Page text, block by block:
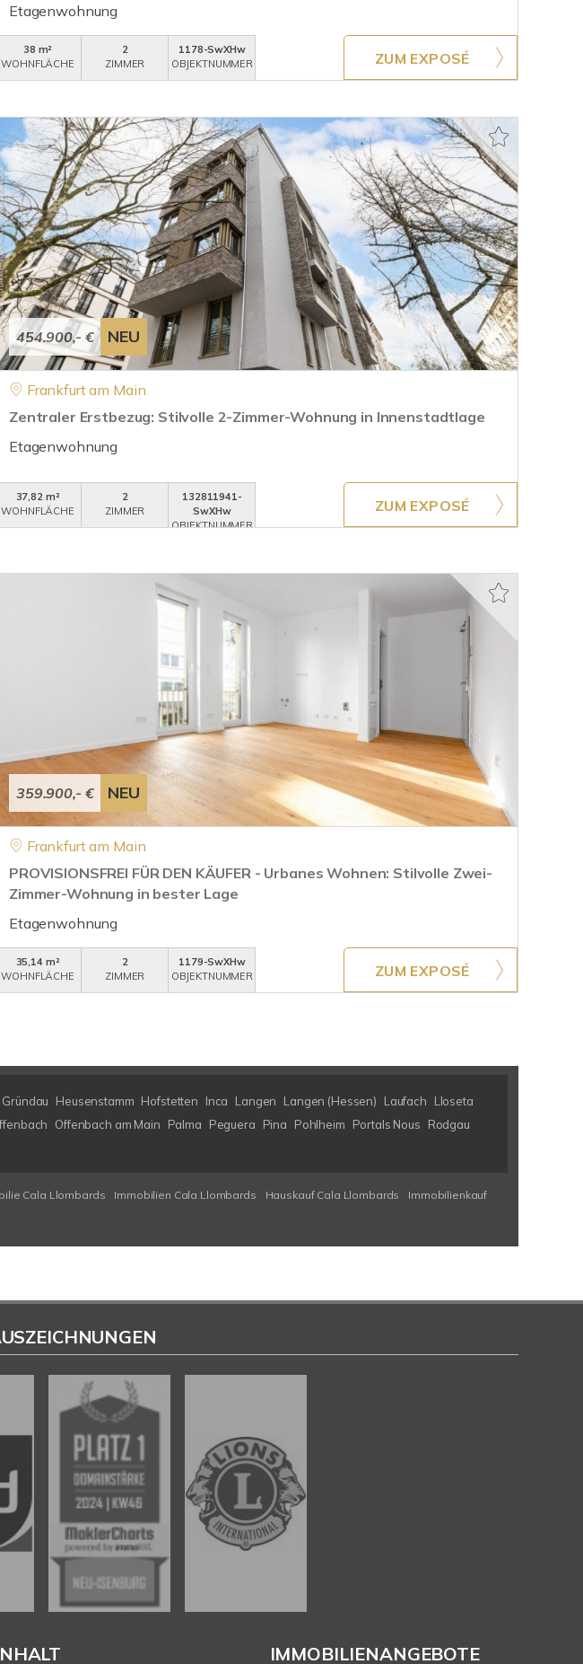
Etagenwohnung
38 m²
WOHNFLÄCHE
2
ZIMMER
1178-SwXHw
OBJEKTNUMMER
ZUM EXPOSÉ
454.900,- € NEU
Frankfurt am Main
Zentraler Erstbezug: Stilvolle 2-Zimmer-Wohnung in Innenstadtlage
Etagenwohnung
37,82 m²
WOHNFLÄCHE
2
ZIMMER
132811941-
SwXHw
OBJEKTNUMMER
ZUM EXPOSÉ
359.900,- € NEU
Frankfurt am Main
PROVISIONSFREI FÜR DEN KÄUFER - Urbanes Wohnen: Stilvolle Zwei-
Zimmer-Wohnung in bester Lage
Etagenwohnung
35,14 m²
WOHNFLÄCHE
2
ZIMMER
1179-SwXHw
OBJEKTNUMMER
ZUM EXPOSÉ
Gründau Heusenstamm Hofstetten Inca Langen Langen (Hessen) Laufach
Lloseta
Offenbach am Main Palma Peguera Pina Pohlheim Portals Nous
Rodgau
Cala Llombards Immobilien Cala Llombards Hauskauf Cala Llombards
Immobilienkauf
IMMOBILIENANGEBOTE